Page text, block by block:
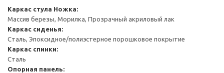
Каркас стула Ножка:
Массив березы, Морилка, Прозрачный акриловый лак
Каркас сиденья:
Сталь, Эпоксидное/полиэстерное порошковое покрытие
Каркас спинки:
Сталь
Опорная панель: